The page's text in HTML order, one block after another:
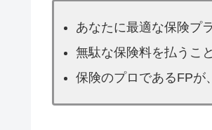
あなたに最適な保険プ
無駄な保険料を払うこ
保険のプロであるFPが